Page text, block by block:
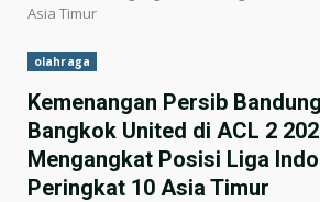
Asia Timur
olahraga
Kemenangan Persib
Bangkok United di ACL 2
Mengangkat Posisi Liga
Peringkat 10 Asia Timur